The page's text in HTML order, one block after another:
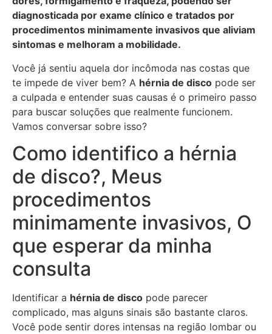
diagnosticada por exame clínico e tratados por
procedimentos minimamente invasivos que aliviam
sintomas e melhoram a mobilidade.
Você já sentiu aquela dor incômoda nas costas que
te impede de viver bem? A hérnia de disco pode ser
a culpada e entender suas causas é o primeiro passo
para buscar soluções que realmente funcionem.
Vamos conversar sobre isso?
Como identifico a hérnia
de disco?, Meus
procedimentos
minimamente invasivos, O
que esperar da minha
consulta
Identificar a hérnia de disco pode parecer
complicado, mas alguns sinais são bastante claros.
Você pode sentir dores intensas na região lombar ou